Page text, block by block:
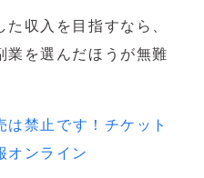
収入を目指すなら、
業を選んだほうが無難
は禁止です！チケット
オンライン